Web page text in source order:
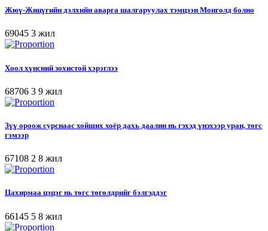
Жюү-Жицүгийн дэлхийн аварга шалгаруулах тэмцээн Монголд болно
69045 3 жил
Хоол хүнсний зохистой хэрэглээ
68706 3 9 жил
Зүү ороож сурснаас хойших хоёр дахь даалин нь гэхэд үнэхээр уран, төгс
гэмээр
67108 2 8 жил
Цахирмаа цэцэг нь төгс төгөлдрийг бэлгэддэг
66145 5 8 жил